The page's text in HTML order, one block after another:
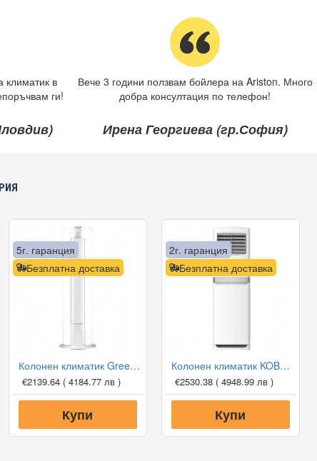
климатик в
ги!
Вече 3 години ползвам бойлера на Ariston. Много
добра консултация по телефон!
Ирена Георгиева (гр.София)
Безплатна доставка
5г. гаранция
Колонен климатик Gree GVH24AK-K3DNC8A LCLH WiFi I-SHINE, 24000 BTU, Клас A++
€2139.64 ( 4184.77 лв )
Купи
Безплатна доставка
2г. гаранция
Колонен климатик KOBE KMF-HZ60J4A5/APC, 60 000 BTU
€2530.38 ( 4948.99 лв )
Купи